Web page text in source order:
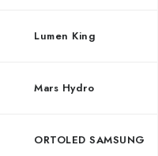
Lumen King
Mars Hydro
ORTOLED SAMSUNG